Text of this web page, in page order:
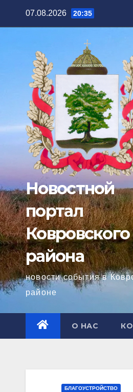
07.08.2026 20:35
Новостной
портал
Ковровского
района
новости события в
районе
О НАС
БЛАГОУСТРОЙСТВО